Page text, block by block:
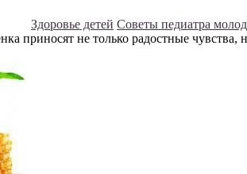
Здоровье детей Советы педиатра
приносят не только радостные чувства,